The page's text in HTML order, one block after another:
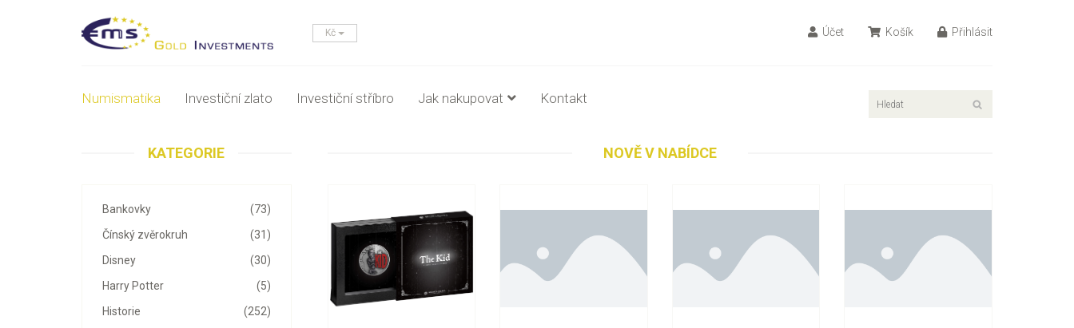
Kč Účet Košík Přihlásit
Numismatika Investiční zlato Investiční stříbro Jak nakupovat Kontakt
KATEGORIE
(73)
Bankovky
(31)
Čínský zvěrokruh
(30)
Disney
(5)
Harry Potter
(252)
Historie
NOVĚ V NABÍDCE